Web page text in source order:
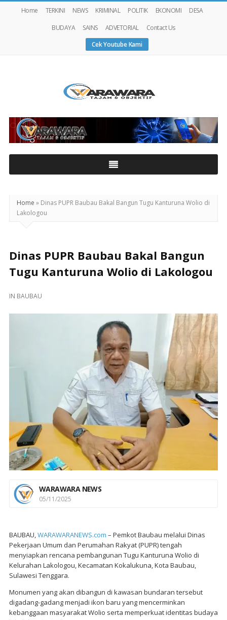
Home TERKINI NEWS KRIMINAL POLITIK EKONOMI
DESA
BUDAYA
SAINS ADVETORIAL
Contact Us
Cek Youtube Kami
Home » Dinas PUPR Baubau Bakal Bangun Tugu Kanturuna Wolio di
Lakologou
Dinas PUPR Baubau Bakal Bangun
Tugu Kanturuna Wolio di Lakologou
IN BAUBAU
WARAWARA NEWS
05/11/2025
BAUBAU,WARAWARANEWS.com – Pemkot Baubau melalui Dinas
Pekerjaan Umum dan Perumahan Rakyat (PUPR) tengah
menyiapkan rencana pembangunan Tugu Kanturuna Wolio di
Kelurahan Lakologou, Kecamatan Kokalukuna, Kota Baubau,
Sulawesi Tenggara.
Monumen yang akan dibangun di kawasan bundaran tersebut
digadang-gadang menjadi ikon baru yang mencerminkan
kebanggaan masyarakat Wolio serta memperkuat identitas budaya